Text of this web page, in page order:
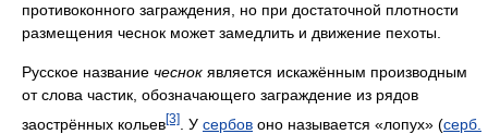
противоконного заграждения, но при достаточной плотности
размещения чеснок может замедлить и движение пехоты.
Русское название чеснок является искажённым производным
от слова частик, обозначающего заграждение из рядов
заострённых кольев[3] . У сербов оно называется «лопух» (серб.